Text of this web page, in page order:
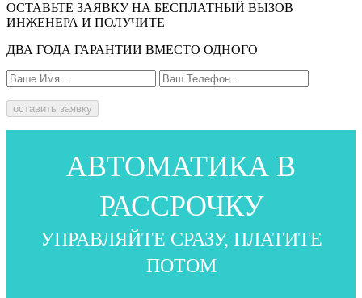
ОСТАВЬТЕ ЗАЯВКУ НА БЕСПЛАТНЫЙ ВЫЗОВ
ИНЖЕНЕРА И ПОЛУЧИТЕ
ДВА ГОДА ГАРАНТИИ ВМЕСТО ОДНОГО
оставить заявку
АВТОМАТИКА В
РАССРОЧКУ
УПРАВЛЯЙТЕ СРАЗУ, ПЛАТИТЕ
ПОТОМ